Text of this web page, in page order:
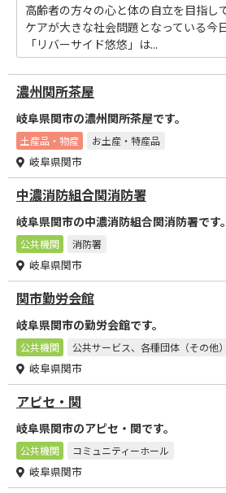
高齢者の方々の心と体の自立を目指し
ケアが大きな社会問題となっている今
「リバーサイド悠悠」は...
濃州関所茶屋
岐阜県関市の濃州関所茶屋です。
土産品・物産 お土産・特産品
岐阜県関市
中濃消防組合関消防署
岐阜県関市の中濃消防組合関消防署です。
公共機関 消防署
岐阜県関市
関市勤労会館
岐阜県関市の勤労会館です。
公共機関 公共サービス、各種団体（その他）
岐阜県関市
アピセ・関
岐阜県関市のアピセ・関です。
公共機関 コミュニティーホール
岐阜県関市